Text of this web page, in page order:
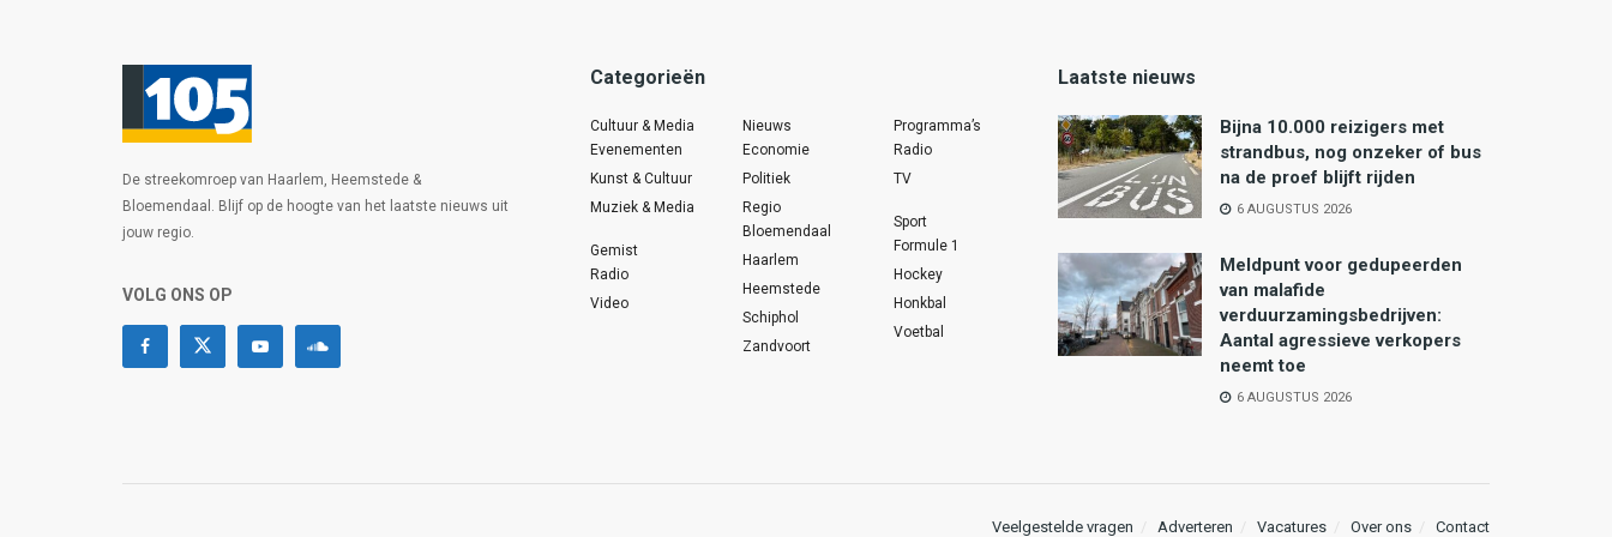
De streekomroep van Haarlem, Heemstede &
Bloemendaal. Blijf op de hoogte van het laatste nieuws uit
jouw regio.
VOLG ONS OP
Categorieën
Cultuur & Media
Evenementen
Kunst & Cultuur
Muziek & Media
Gemist
Radio
Video
Nieuws
Economie
Politiek
Regio
Bloemendaal
Haarlem
Heemstede
Schiphol
Zandvoort
Programma’s
Radio
TV
Sport
Formule 1
Hockey
Honkbal
Voetbal
Laatste nieuws
Bijna 10.000 reizigers met
strandbus, nog onzeker of bus
na de proef blijft rijden
6 AUGUSTUS 2026
Meldpunt voor gedupeerden
van malafide
verduurzamingsbedrijven:
Aantal agressieve verkopers
neemt toe
6 AUGUSTUS 2026
Veelgestelde vragen Adverteren Vacatures Over ons Contact